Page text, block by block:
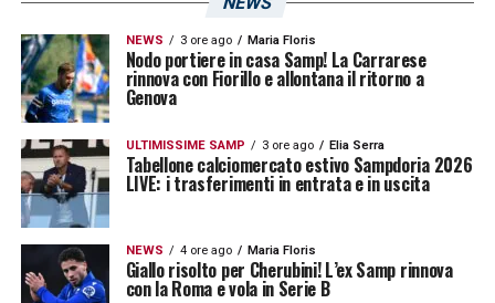
Il Palermo ci ha provato per Dybala (Instagram Paulo
Dybala) – Sampnews24.com
Per questo motivo il sogno è rimasto vivo.
NEWS 3 ore ago Maria Floris
Nodo portiere in casa Samp! La Carrarese
rinnova con Fiorillo e allontana il ritorno a
Genova
ULTIMISSIME SAMP 3 ore ago Elia Serra
Tabellone calciomercato estivo Sampdoria 2026
LIVE: i trasferimenti in entrata e in uscita
NEWS 4 ore ago Maria Floris
Giallo risolto per Cherubini! L’ex Samp rinnova
con la Roma e vola in Serie B